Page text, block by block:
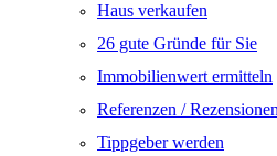
Haus verkaufen
26 gute Gründe für Sie
Immobilienwert ermitteln
Referenzen / Rezensionen
Tippgeber werden